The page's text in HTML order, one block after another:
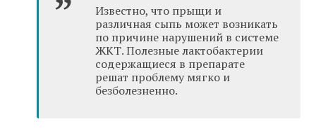
Известно, что прыщи и
различная сыпь может возникать
по причине нарушений в системе
ЖКТ. Полезные лактобактерии
содержащиеся в препарате
решат проблему мягко и
безболезненно.